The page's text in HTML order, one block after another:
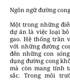
Ngôn ngữ đường
Một trong những
dự án là việc loại
gao. Hệ thống trần
với những đường
đến những con
dụng đường cong
mà còn mang tính
sắc. Trong môi